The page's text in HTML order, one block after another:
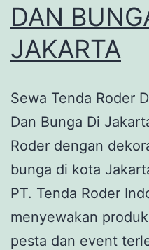
DAN
JAKARTA
Sewa Tenda Roder
Dan Bunga Di
Roder dengan
bunga di kota
PT. Tenda Roder
menyewakan
pesta dan event